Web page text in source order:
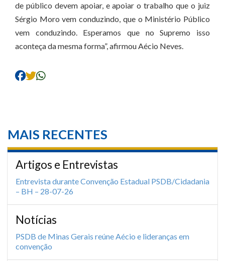
de público devem apoiar, e apoiar o trabalho que o juiz
Sérgio Moro vem conduzindo, que o Ministério Público
vem conduzindo. Esperamos que no Supremo isso
aconteça da mesma forma”, afirmou Aécio Neves.
MAIS RECENTES
Artigos e Entrevistas
Entrevista durante Convenção Estadual PSDB/Cidadania
– BH – 28-07-26
Notícias
PSDB de Minas Gerais reúne Aécio e lideranças em
convenção